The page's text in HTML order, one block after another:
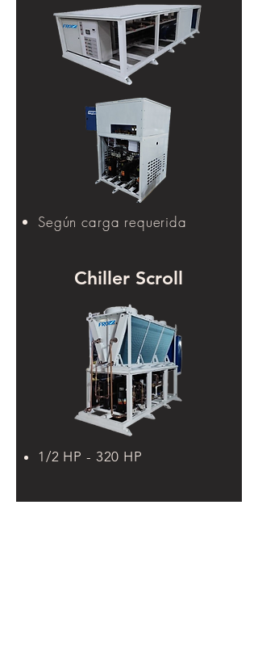
Según carga requerida
Chiller Scroll
1/2 HP - 320 HP